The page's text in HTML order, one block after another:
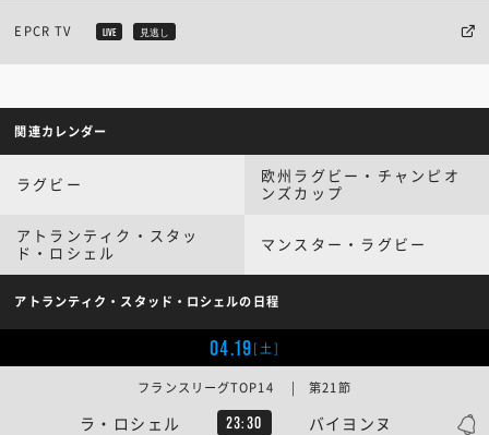
EPCR TV LIVE 見逃し
関連カレンダー
ラグビー
欧州ラグビー・チャンピオ
ンズカップ
アトランティク・スタッ
ド・ロシェル
マンスター・ラグビー
アトランティク・スタッド・ロシェルの日程
04.19[土]
ラ・ロシェル 23:30 バイヨンヌ
フランスリーグTOP14 | 第21節